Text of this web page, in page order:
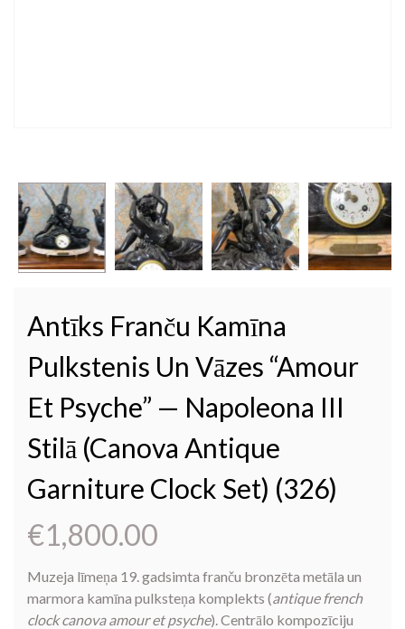
Antīks Franču Kamīna
Pulkstenis Un Vāzes “Amour
Et Psyche” — Napoleona III
Stilā (canova Antique
Garniture Clock Set) (326)
€1,800.00
Muzeja līmeņa 19. gadsimta franču bronzēta metāla un
marmora kamīna pulksteņa komplekts (antique french
clock canova amour et psyche). Centrālo kompozīciju